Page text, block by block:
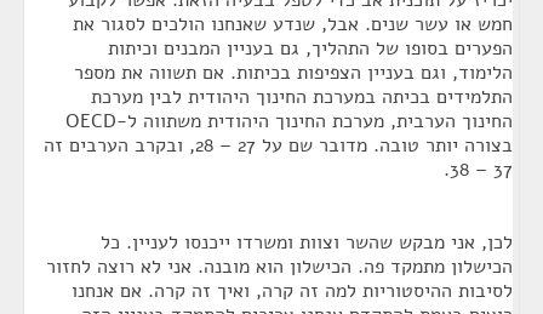
חמש או עשר שנים. אבל, שנדע שאנחנו הולכים לסגור את
הפערים בסופו של התהליך, גם בעניין המבנים וכיתות
הלימוד, וגם בעניין הצפיפות בכיתות. אם תשווה את מספר
התלמידים בכיתה במערכת החינוך היהודית לבין מערכת
החינוך הערבית, מערכת החינוך היהודית משתווה ל-OECD
בצורה יותר טובה. מדובר שם על 27 – 28, ובקרב הערבים זה
37 – 38.
לכן, אני מבקש שהשר וצוות ומשרדו ייכנסו לעניין. כל
הכישלון מתמקד פה. הכישלון הוא מובנה. אני לא רוצה לחזור
לסיבות ההיסטוריות למה זה קרה, ואיך זה קרה. אם אנחנו